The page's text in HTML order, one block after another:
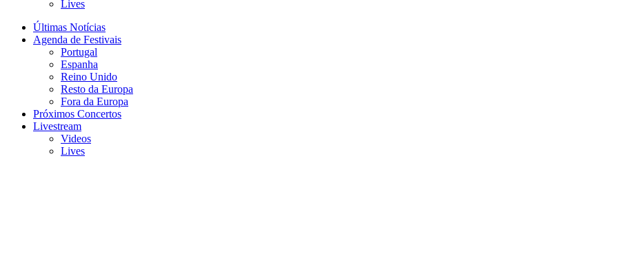
Lives
Últimas Notícias
Agenda de Festivais
Portugal
Espanha
Reino Unido
Resto da Europa
Fora da Europa
Próximos Concertos
Livestream
Videos
Lives